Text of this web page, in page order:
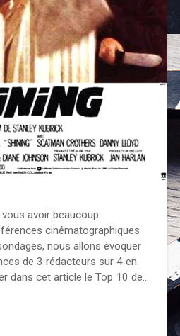
avoir beaucoup
cinématographiques
nous allons évoquer
de 3 rédacteurs sur 4 en
dans cet article le Top 10 de…